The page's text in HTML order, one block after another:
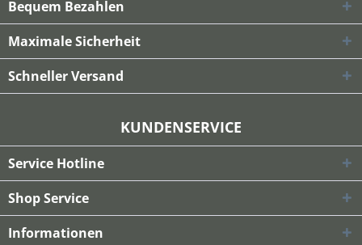
Bequem Bezahlen
Maximale Sicherheit
Schneller Versand
KUNDENSERVICE
Service Hotline
Shop Service
Informationen